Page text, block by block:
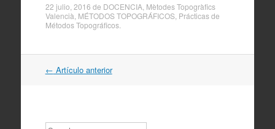
22 julio, 2016 de DOCENCIA, Mètodes Topogràfics
Valencià MÉTODOS TOPOGRÁFICOS, Prácticas de
Métodos Topográficos.
Navegación
← Artículo anterior